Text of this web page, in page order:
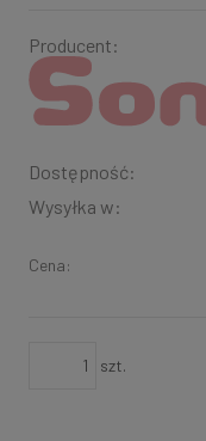
Producent:
Dostępność:
Wysyłka w:
Cena:
szt.